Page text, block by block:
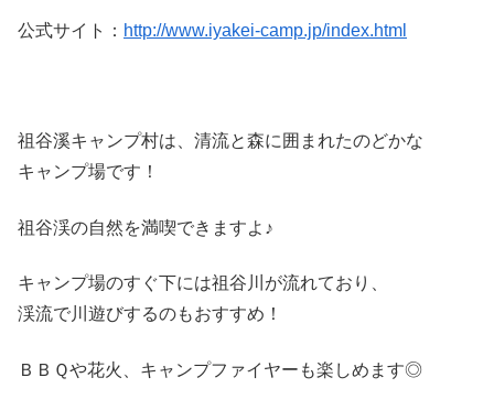
公式サイト： http://www.iyakei-camp.jp/index.html
祖谷溪キャンプ村は、清流と森に囲まれたのどかな
キャンプ場です！
祖谷渓の自然を満喫できますよ♪
キャンプ場のすぐ下には祖谷川が流れており、
渓流で川遊びするのもおすすめ！
ＢＢＱや花火、キャンプファイヤーも楽しめます◎